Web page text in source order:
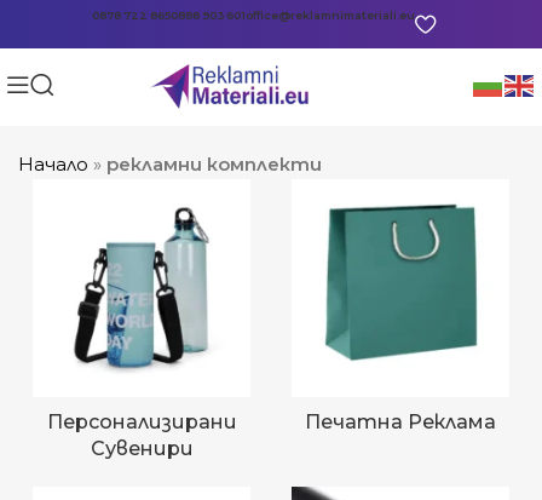
0878 722 8650888 903 601office@reklamnimateriali.eu
Начало » рекламни комплекти
Персонализирани
Сувенири
Печатна Реклама